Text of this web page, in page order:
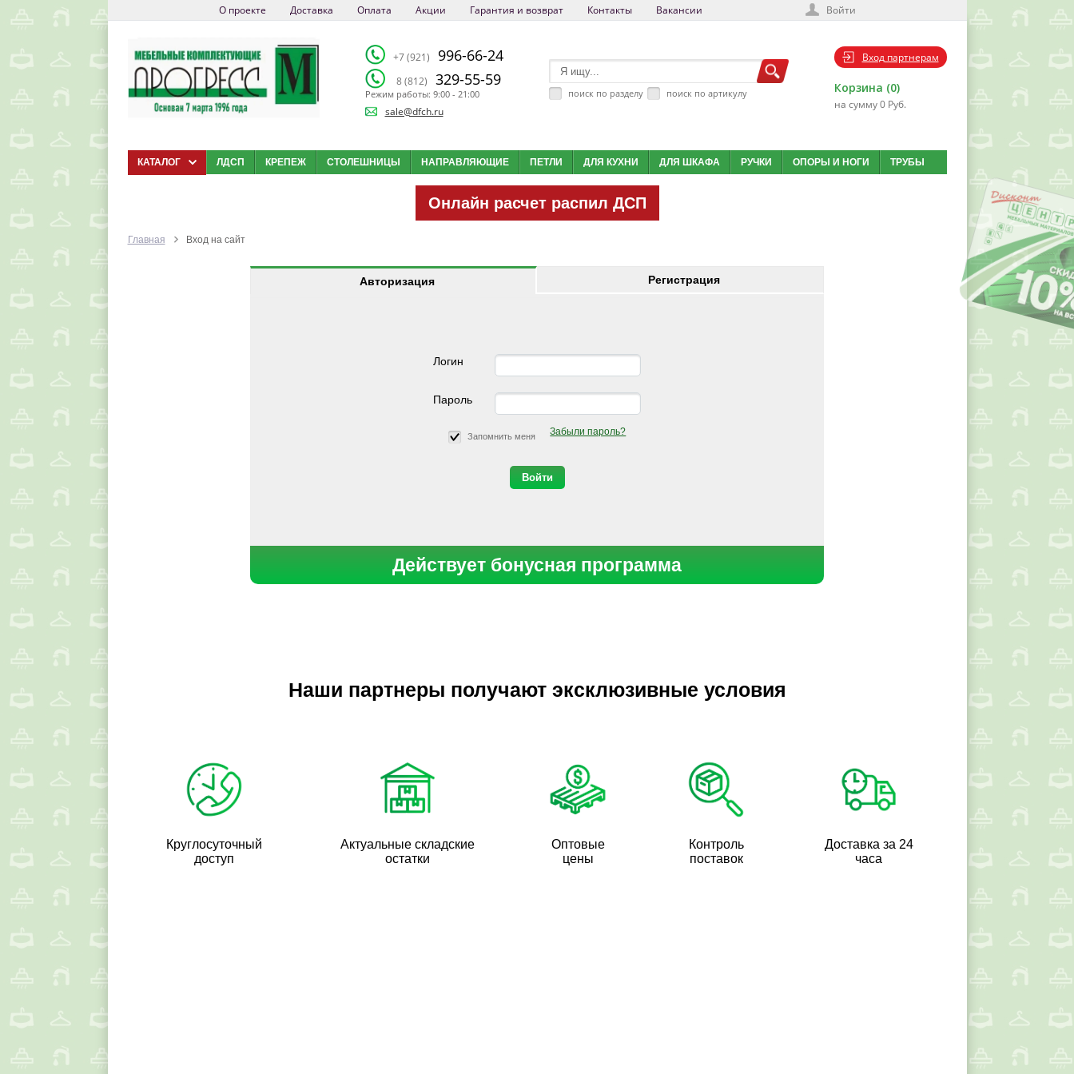
О проекте Доставка Оплата Акции Гарантия и возврат Контакты Вакансии Войти
+7 (921) 996-66-24
8 (812) 329-55-59
Режим работы: 9:00 - 21:00
sale@dfch.ru
поиск по разделу поиск по артикулу
Вход партнерам
Корзина (0)
на сумму 0 Руб.
КАТАЛОГ ЛДСП КРЕПЕЖ СТОЛЕШНИЦЫ НАПРАВЛЯЮЩИЕ ПЕТЛИ ДЛЯ КУХНИ ДЛЯ ШКАФА РУЧКИ ОПОРЫ И НОГИ ТРУБЫ
Онлайн расчет распил ДСП
Главная Вход на сайт
Авторизация Регистрация
Логин
Пароль
Запомнить меня Забыли пароль?
Действует бонусная программа
Наши партнеры получают эксклюзивные условия
Круглосуточный
доступ
Актуальные складские
остатки
Оптовые
цены
Контроль
поставок
Доставка за 24
часа